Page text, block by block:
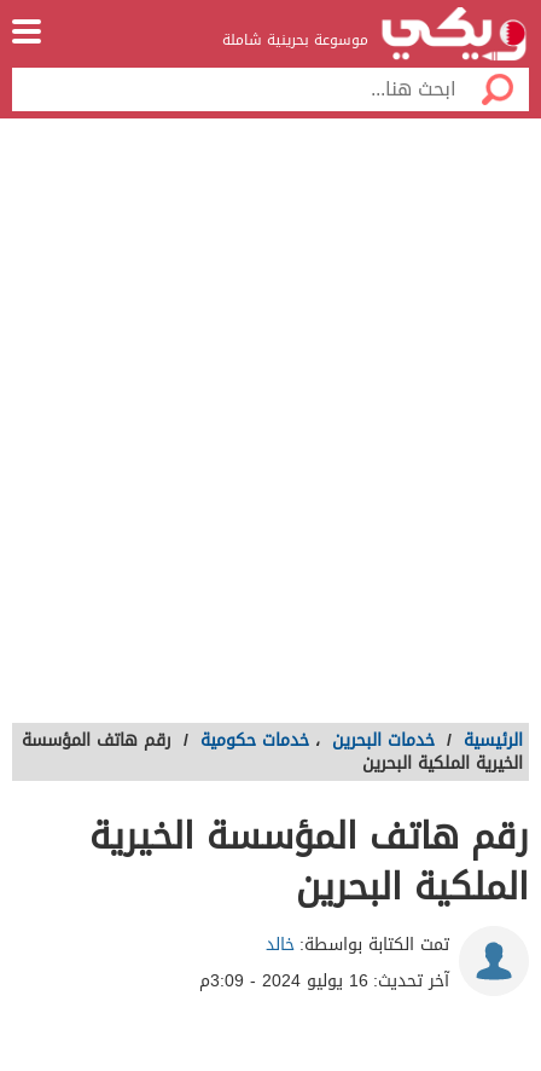
موسوعة بحرينية شاملة
الرئيسية / خدمات البحرين ، خدمات حكومية / رقم هاتف المؤسسة
الخيرية الملكية البحرين
رقم هاتف المؤسسة الخيرية
الملكية البحرين
تمت الكتابة بواسطة:خالد
آخر تحديث: 16 يوليو 2024 - 3:09م